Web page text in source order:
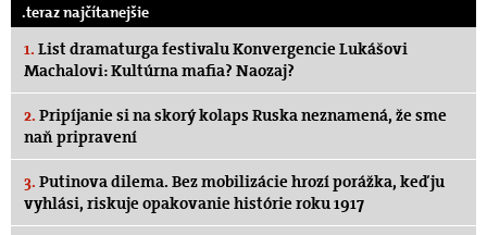
.teraz najčítanejšie
1. List dramaturga festivalu Konvergencie Lukášovi
Machalovi: Kultúrna mafia? Naozaj?
2. Pripíjanie si na skorý kolaps Ruska neznamená, že sme
naň pripravení
3. Putinova dilema. Bez mobilizácie hrozí porážka, keď ju
vyhlási, riskuje opakovanie histórie roku 1917